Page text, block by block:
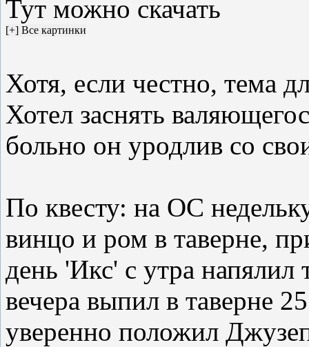
Тут можно скачать
Хотя, если честно, тема
Хотел заснять
больно он уродлив со
По квесту: на ОС
винцо и ром в таверне,
день 'Икс' с утра напялил
вечера выпил в таверне
уверенно положил